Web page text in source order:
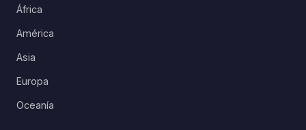
África
América
Asia
Europa
Oceanía